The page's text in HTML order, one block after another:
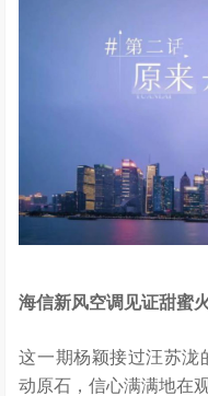
海信新风空调见证甜蜜
这一期杨颖接过汪苏泷
动原石，信心满满地在